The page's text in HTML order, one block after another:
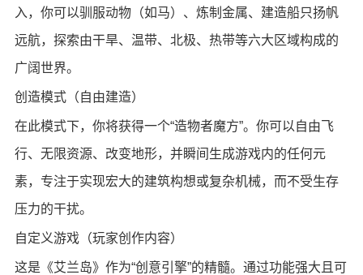
入，你可以驯服动物（如马）、炼制金属、建造船只扬帆
远航，探索由干旱、温带、北极、热带等六大区域构成的
广阔世界。
创造模式（自由建造）
在此模式下，你将获得一个“造物者魔方”。你可以自由飞
行、无限资源、改变地形，并瞬间生成游戏内的任何元
素，专注于实现宏大的建筑构想或复杂机械，而不受生存
压力的干扰。
自定义游戏（玩家创作内容）
这是《艾兰岛》作为“创意引擎”的精髓。通过功能强大且可